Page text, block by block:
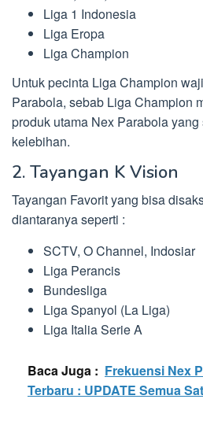
Liga 1 Indonesia
Liga Eropa
Liga Champion
Untuk pecinta Liga Champion
Parabola, sebab Liga Champion
produk utama Nex Parabola
kelebihan.
2. Tayangan K Vision
Tayangan Favorit yang bisa
diantaranya seperti :
SCTV, O Channel, Indosiar
Liga Perancis
Bundesliga
Liga Spanyol (La Liga)
Liga Italia Serie A
Baca Juga : Frekuensi Nex
Terbaru : UPDATE Semua